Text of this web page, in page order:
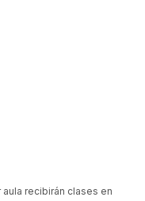
aula recibirán clases en